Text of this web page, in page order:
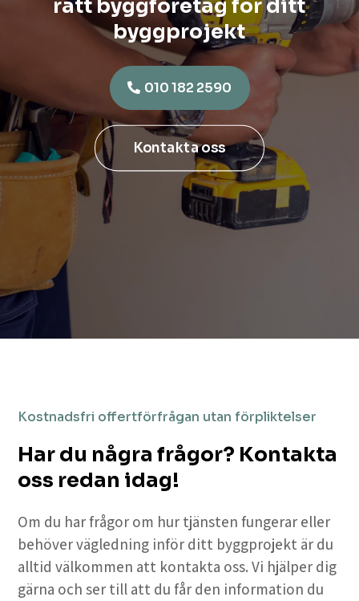
rätt byggföretag för ditt
byggprojekt
010 182 2590
Kontakta oss
Kostnadsfri offertförfrågan utan förpliktelser
Har du några frågor? Kontakta
oss redan idag!
Om du har frågor om hur tjänsten fungerar eller
behöver vägledning inför ditt byggprojekt är du
alltid välkommen att kontakta oss. Vi hjälper dig
gärna och ser till att du får den information du